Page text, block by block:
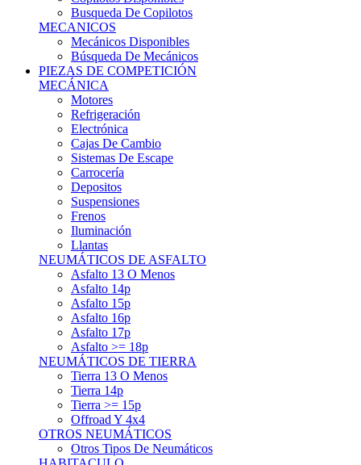
Iluminación
Llantas
NEUMÁTICOS DE ASFALTO
Asfalto 13 O Menos
Asfalto 14p
Asfalto 15p
Asfalto 16p
Asfalto 17p
Asfalto >= 18p
NEUMÁTICOS DE TIERRA
Tierra 13 O Menos
Tierra 14p
Tierra >= 15p
Offroad Y 4x4
OTROS NEUMÁTICOS
Otros Tipos De Neumáticos
HABITACULO
Asiento Baquet
Arneses
Volantes
Pedales
Extinción
Resto De Accesorios
EQUIPACIÓN PILOTO/COPILOTO
Packs Completos
Monos De Competición
Botines De Competición
Guantes
Ropa Interior
Cascos
Sistemas Hans
Bolsas Y Mochilas